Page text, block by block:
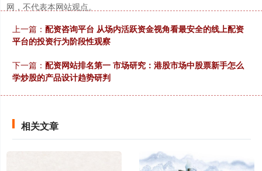
网，不代表本网站观点。
上一篇： 配资咨询平台 从场内活跃资金视角看最安全的线上配资
平台的投资行为阶段性观察
下一篇： 配资网站排名第一 市场研究：港股市场中股票新手怎么
学炒股的产品设计趋势研判
相关文章
沪深300 4694.44